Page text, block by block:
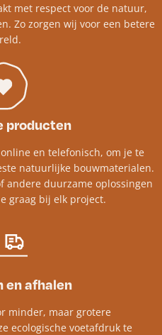
met respect voor de natuur,
Zo zorgen wij voor een betere
producten
en telefonisch, om je te
natuurlijke bouwmaterialen.
andere duurzame oplossingen
graag bij elk project.​
en afhalen
minder, maar grotere
ecologische voetafdruk te